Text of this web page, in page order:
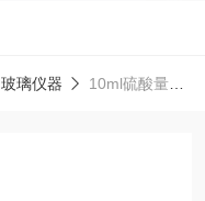
玻璃仪器 10ml硫酸量取器用于盖勃法